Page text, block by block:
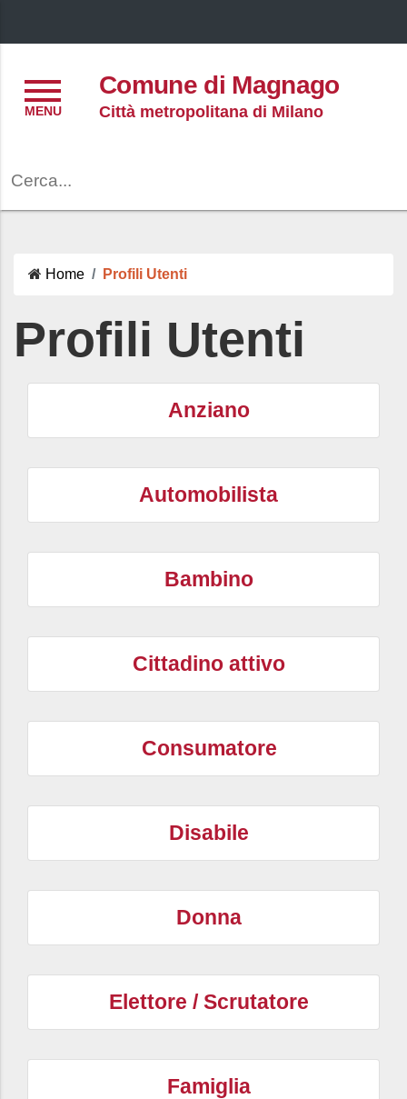
Comune di Magnago
Città metropolitana di Milano
Home Profili Utenti
Profili Utenti
Anziano
Automobilista
Bambino
Cittadino attivo
Consumatore
Disabile
Donna
Elettore / Scrutatore
Famiglia